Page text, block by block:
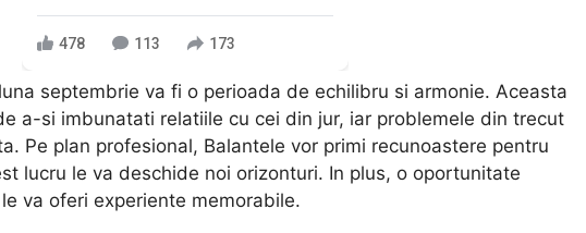
478 113 173
septembrie va fi o perioada de echilibru si armonie. Aceasta
a-si imbunatati relatiile cu cei din jur, iar problemele din trecut
Pe plan profesional, Balantele vor primi recunoastere pentru
lucru le va deschide noi orizonturi. In plus, o oportunitate
va oferi experiente memorabile.